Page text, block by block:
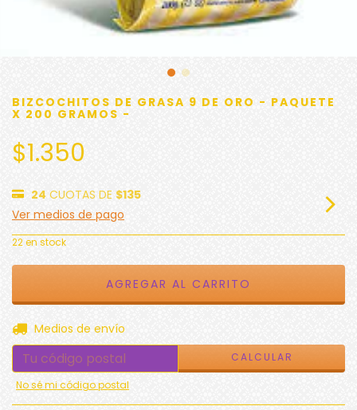
BIZCOCHITOS DE GRASA 9 DE ORO - PAQUETE
X 200 GRAMOS -
$1.350
24 CUOTAS DE $135
Ver medios de pago
22en stock
Entregas para el CP:
Medios de envío
CALCULAR
No sé mi código postal